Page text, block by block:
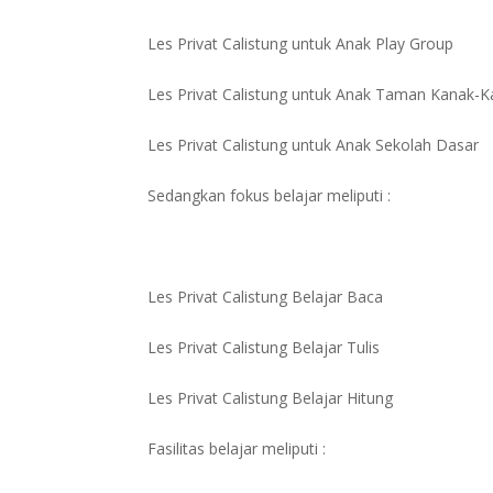
Les Privat Calistung untuk Anak Play Group
Les Privat Calistung untuk Anak Taman Kanak-
Les Privat Calistung untuk Anak Sekolah Dasar
Sedangkan fokus belajar meliputi :
Les Privat Calistung Belajar Baca
Les Privat Calistung Belajar Tulis
Les Privat Calistung Belajar Hitung
Fasilitas belajar meliputi :